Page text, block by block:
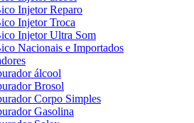
Injetor Reparo
Injetor Troca
Injetor Ultra Som
Nacionais e Importados
álcool
Brosol
Corpo Simples
Gasolina